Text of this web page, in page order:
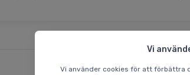
Vi
Vi använder cookies för att förbättra